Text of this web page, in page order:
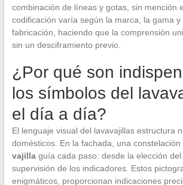
combinación de líneas y gotas, sin mención
codificación varía según la marca, la gama y
fabricación, haciendo que la comprensión
sin un desciframiento previo.
¿Por qué son
los símbolos del
el día a día?
El lenguaje visual del lavavajillas estructura
domésticos. En la fachada, una constelación
vajillaguía cada paso: desde la elección
supervisión de los indicadores. Estos
enigmáticos, proporcionan indicaciones